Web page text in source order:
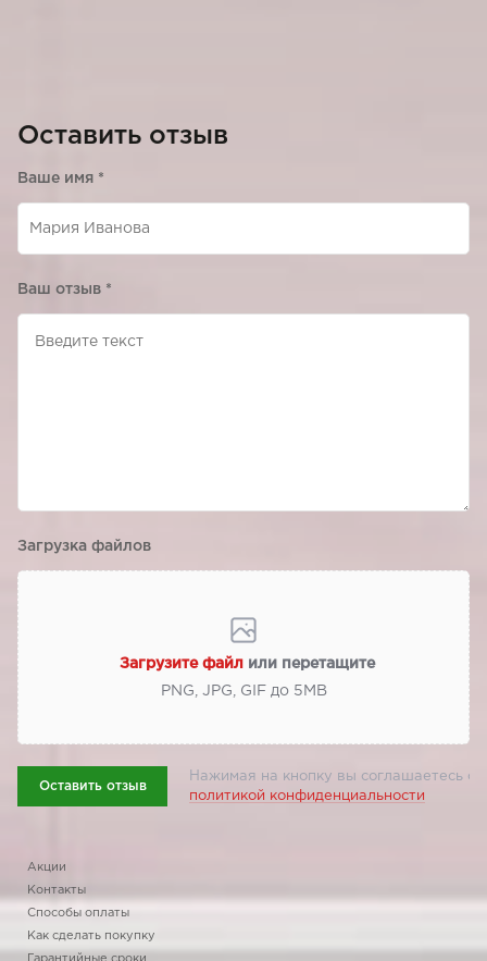
Оставить отзыв
Ваше имя *
Ваш отзыв *
Загрузка файлов
Загрузите файл или перетащите
PNG, JPG, GIF до 5МВ
Оставить отзыв
Нажимая на кнопку вы соглашаетесь с
политикой конфиденциальности
Акции
Контакты
Способы оплаты
Как сделать покупку